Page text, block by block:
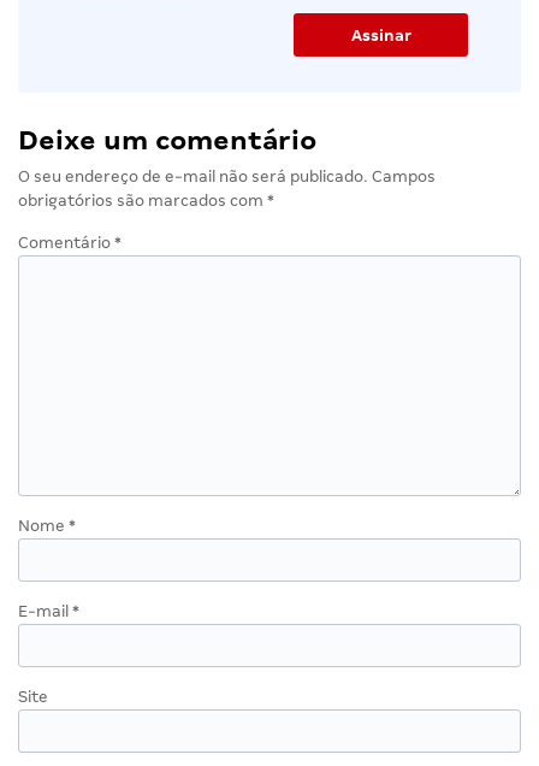
Deixe um comentário
O seu endereço de e-mail não será publicado. Campos
obrigatórios são marcados com *
Comentário *
Nome *
E-mail *
Site